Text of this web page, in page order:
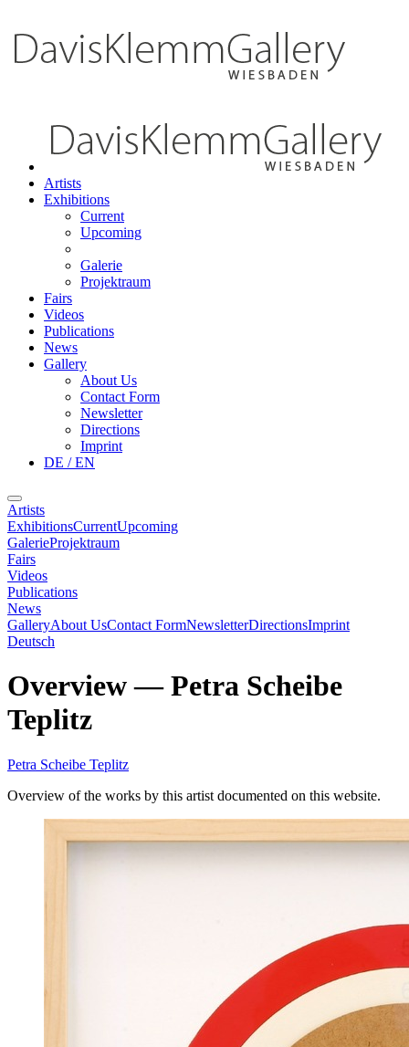
Artists
Exhibitions
Current
Upcoming
Galerie
Projektraum
Fairs
Videos
Publications
News
Gallery
About Us
Contact Form
Newsletter
Directions
Imprint
DE / EN
Artists
ExhibitionsCurrentUpcoming
GalerieProjektraum
Fairs
Videos
Publications
News
GalleryAbout UsContact FormNewsletterDirectionsImprint
Deutsch
Overview—Petra Scheibe
Teplitz
Petra Scheibe Teplitz
Overview of the works by this artist documented on this website.